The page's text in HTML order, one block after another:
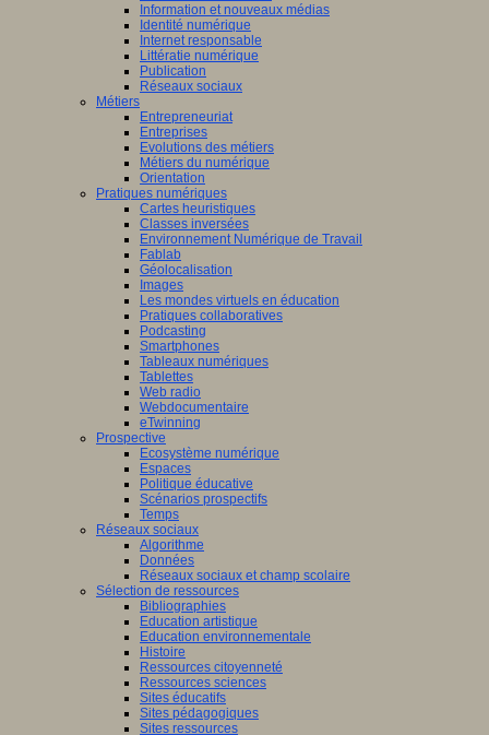
Information et nouveaux médias
Identité numérique
Internet responsable
Littératie numérique
Publication
Réseaux sociaux
Métiers
Entrepreneuriat
Entreprises
Evolutions des métiers
Métiers du numérique
Orientation
Pratiques numériques
Cartes heuristiques
Classes inversées
Environnement Numérique de Travail
Fablab
Géolocalisation
Images
Les mondes virtuels en éducation
Pratiques collaboratives
Podcasting
Smartphones
Tableaux numériques
Tablettes
Web radio
Webdocumentaire
eTwinning
Prospective
Ecosystème numérique
Espaces
Politique éducative
Scénarios prospectifs
Temps
Réseaux sociaux
Algorithme
Données
Réseaux sociaux et champ scolaire
Sélection de ressources
Bibliographies
Education artistique
Education environnementale
Histoire
Ressources citoyenneté
Ressources sciences
Sites éducatifs
Sites pédagogiques
Sites ressources